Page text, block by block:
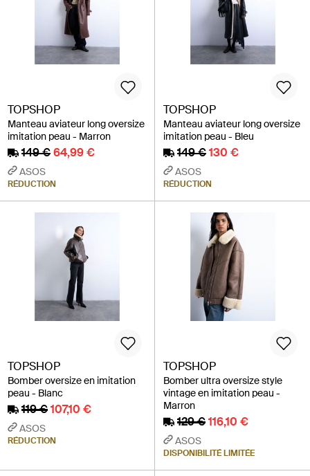
TOPSHOP
Manteau aviateur long oversize
imitation peau - Marron
149 €64,99 €
ASOS
RÉDUCTION
TOPSHOP
Manteau aviateur long oversize
imitation peau - Bleu
149 €130 €
ASOS
RÉDUCTION
TOPSHOP
Bomber oversize en imitation
peau - Blanc
119 €107,10 €
ASOS
RÉDUCTION
TOPSHOP
Bomber ultra oversize style
vintage en imitation peau -
Marron
129 €116,10 €
ASOS
DISPONIBILITÉ LIMITÉE